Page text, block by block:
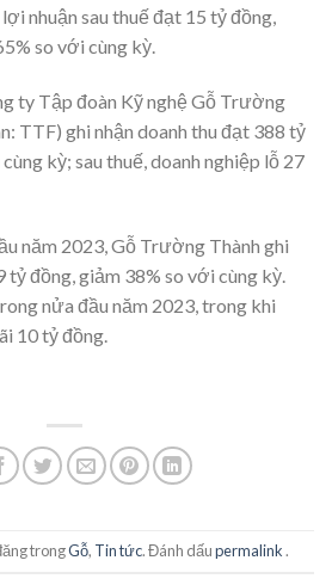
nhuận sau thuế đạt 15 tỷ đồng,
so với cùng kỳ.
ty Tập đoàn Kỹ nghệ Gỗ Trường
TTF) ghi nhận doanh thu đạt 388 tỷ
kỳ; sau thuế, doanh nghiệp lỗ 27
năm 2023, Gỗ Trường Thành ghi
tỷ đồng, giảm 38% so với cùng kỳ.
nửa đầu năm 2023, trong khi
10 tỷ đồng.
trongGỗ, Tin tức. Đánh dấupermalink.